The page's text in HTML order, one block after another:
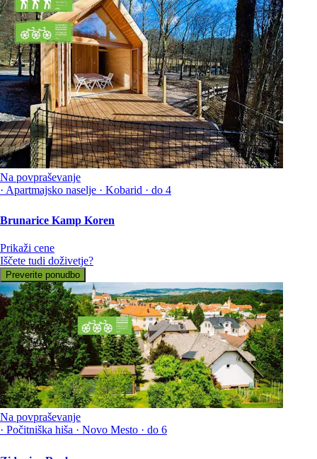
Na povpraševanje
· Apartmajsko naselje · Kobarid · do 4
Brunarice Kamp Koren
Prikaži cene
Iščete tudi doživetje?
Preverite ponudbo
Na povpraševanje
· Počitniška hiša · Novo Mesto · do 6